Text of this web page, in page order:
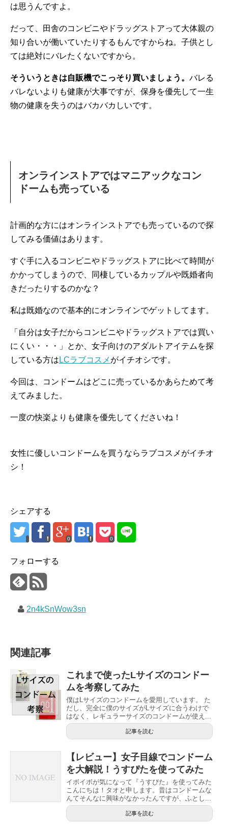
は思うんですよ。
だって、田舎のコンビニやドラッグストアって大体親の
知り合いが働いていたりするもんですからね。子供とし
ては絶対にバレたくないですから。
そういうときは自販機でこっそり買いましょう。 バレる
バレないよりも健康が大事ですが、保身を優先して一生
物の健康を失うのはバカバカしいです。
オンラインストアではマニアックなコン
ドームも売っている
計画的な方にはオンラインストアでも売っているので探
してみる価値はあります。
すぐ手に入るコンビニやドラッグストアに比べて時間が
かかってしまうので、同棲しているカップルや既婚者向
きだったりするのかな？
私は既婚なので基本的にオンラインでゲットしてます。
「自分は女子だからコンビニやドラッグストアでは買い
にくい・・・」とか、女子向けのアダルトアイテムを探
している方は LCラブコスメ がイチオシです。
今回は、コンドームはどこに売っているかあらためて考
えてみました。
一度の快楽よりも健康を優先してくださいね！
女性に優しいコンドームを買うならラブコスメがイチオ
シ！
シェアする
0 0
フォローする
2n4kSnWow3sn
関連記事
これまで使ったLサイズのコンドー
ムを考察してみた
僕はLサイズのコンドームを愛用しています。 た
だし、完全に僕のサイズがLサイズに合うわけで
はなく、レギュラーサイズのコンドームが使え...
記事を読む
【レビュー】女子目線でコンドーム
を大解説！うすぴたを使ってみた
イボイボが気になって『うすぴた』を使ってみた
こんにちは！タオと申します。昔はコンドームな
んてそんなに興味がなかったんですが、ふとし...
記事を読む